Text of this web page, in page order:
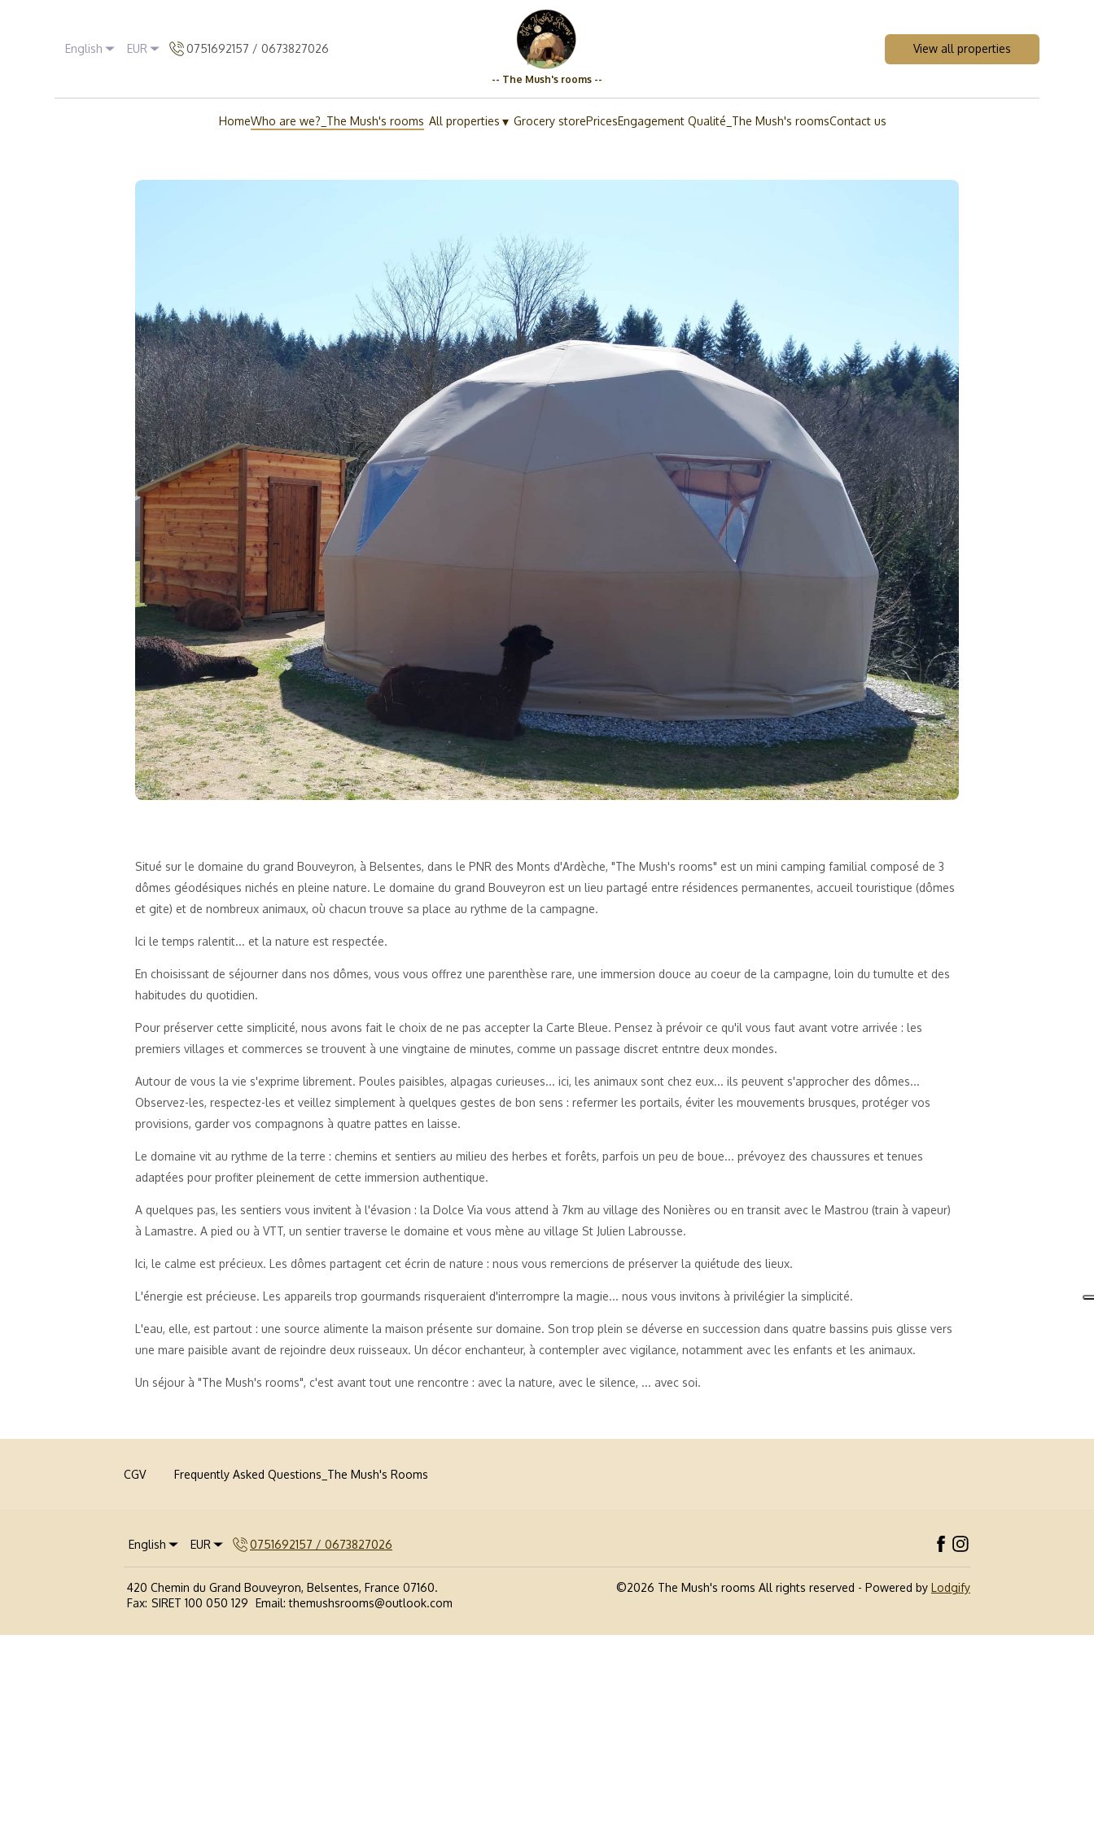
English EUR 0751692157 / 0673827026
-- The Mush's rooms --
View all properties
HomeWho are we?_The Mush's rooms All properties ▾ Grocery storePricesEngagement Qualité_The Mush's roomsContact us
Situé sur le domaine du grand Bouveyron, à Belsentes, dans le PNR des Monts d'Ardèche, "The Mush's rooms" est un mini camping familial composé de 3
dômes géodésiques nichés en pleine nature. Le domaine du grand Bouveyron est un lieu partagé entre résidences permanentes, accueil touristique (dômes
et gite) et de nombreux animaux, où chacun trouve sa place au rythme de la campagne.
Ici le temps ralentit... et la nature est respectée.
En choisissant de séjourner dans nos dômes, vous vous offrez une parenthèse rare, une immersion douce au coeur de la campagne, loin du tumulte et des
habitudes du quotidien.
Pour préserver cette simplicité, nous avons fait le choix de ne pas accepter la Carte Bleue. Pensez à prévoir ce qu'il vous faut avant votre arrivée : les
premiers villages et commerces se trouvent à une vingtaine de minutes, comme un passage discret entntre deux mondes.
Autour de vous la vie s'exprime librement. Poules paisibles, alpagas curieuses... ici, les animaux sont chez eux... ils peuvent s'approcher des dômes...
Observez-les, respectez-les et veillez simplement à quelques gestes de bon sens : refermer les portails, éviter les mouvements brusques, protéger vos
provisions, garder vos compagnons à quatre pattes en laisse.
Le domaine vit au rythme de la terre : chemins et sentiers au milieu des herbes et forêts, parfois un peu de boue... prévoyez des chaussures et tenues
adaptées pour profiter pleinement de cette immersion authentique.
A quelques pas, les sentiers vous invitent à l'évasion : la Dolce Via vous attend à 7km au village des Nonières ou en transit avec le Mastrou (train à vapeur)
à Lamastre. A pied ou à VTT, un sentier traverse le domaine et vous mène au village St Julien Labrousse.
Ici, le calme est précieux. Les dômes partagent cet écrin de nature : nous vous remercions de préserver la quiétude des lieux.
L'énergie est précieuse. Les appareils trop gourmands risqueraient d'interrompre la magie... nous vous invitons à privilégier la simplicité.
L'eau, elle, est partout : une source alimente la maison présente sur domaine. Son trop plein se déverse en succession dans quatre bassins puis glisse vers
une mare paisible avant de rejoindre deux ruisseaux. Un décor enchanteur, à contempler avec vigilance, notamment avec les enfants et les animaux.
Un séjour à "The Mush's rooms", c'est avant tout une rencontre : avec la nature, avec le silence, ... avec soi.
CGV Frequently Asked Questions_The Mush's Rooms
English EUR 0751692157 / 0673827026
420 Chemin du Grand Bouveyron, Belsentes, France 07160.
Fax: SIRET 100 050 129 Email: themushsrooms@outlook.com
©2026 The Mush's rooms All rights reserved - Powered by Lodgify